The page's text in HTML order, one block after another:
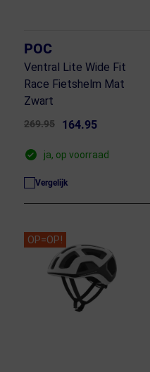
POC
Ventral Lite Wide Fit
Race Fietshelm Mat
Zwart
269.95 164.95
ja, op voorraad
Vergelijk
OP=OP!